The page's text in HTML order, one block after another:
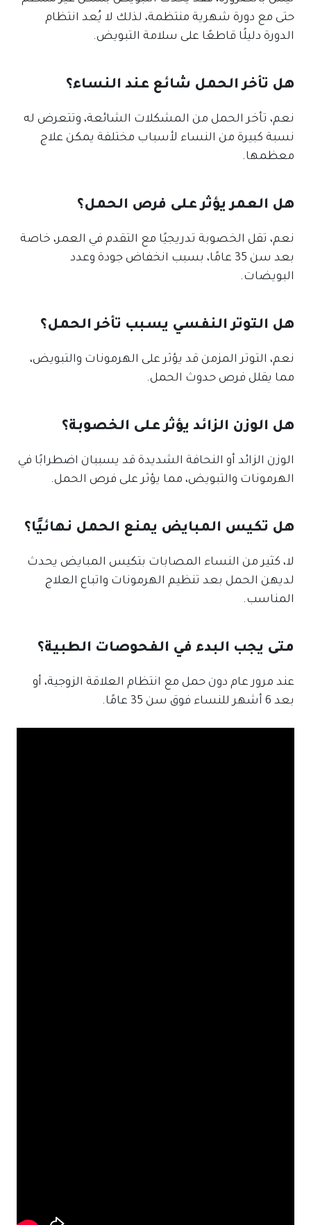
حتى مع دورة شهرية منتظمة، لذلك لا يُعد انتظام
الدورة دليلًا قاطعًا على سلامة التبويض.
هل تأخر الحمل شائع عند النساء؟
نعم، تأخر الحمل من المشكلات الشائعة، وتتعرض له
نسبة كبيرة من النساء لأسباب مختلفة يمكن علاج
معظمها.
هل العمر يؤثر على فرص الحمل؟
نعم، تقل الخصوبة تدريجيًا مع التقدم في العمر، خاصة
بعد سن 35 عامًا، بسبب انخفاض جودة وعدد
البويضات.
هل التوتر النفسي يسبب تأخر الحمل؟
نعم، التوتر المزمن قد يؤثر على الهرمونات والتبويض،
مما يقلل فرص حدوث الحمل.
هل الوزن الزائد يؤثر على الخصوبة؟
الوزن الزائد أو النحافة الشديدة قد يسببان اضطرابًا في
الهرمونات والتبويض، مما يؤثر على فرص الحمل.
هل تكيس المبايض يمنع الحمل نهائيًا؟
لا، كثير من النساء المصابات بتكيس المبايض يحدث
لديهن الحمل بعد تنظيم الهرمونات واتباع العلاج
المناسب.
متى يجب البدء في الفحوصات الطبية؟
عند مرور عام دون حمل مع انتظام العلاقة الزوجية، أو
بعد 6 أشهر للنساء فوق سن 35 عامًا.